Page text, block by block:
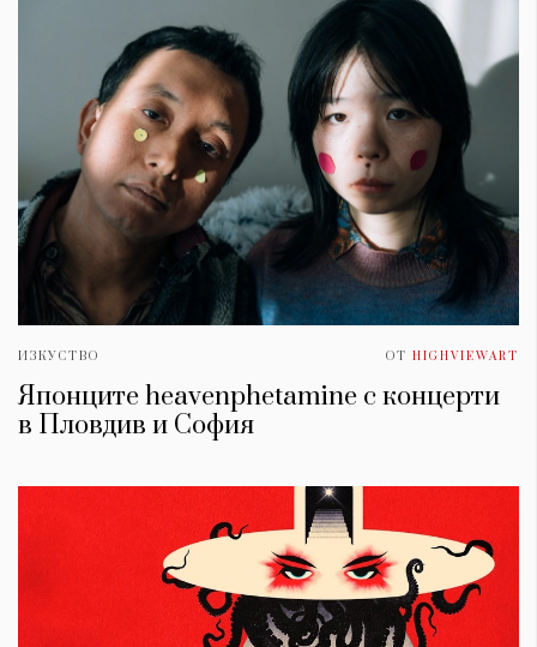
ИЗКУСТВО ОТ HIGHVIEWART
Японците heavenphetamine с концерти
в Пловдив и София